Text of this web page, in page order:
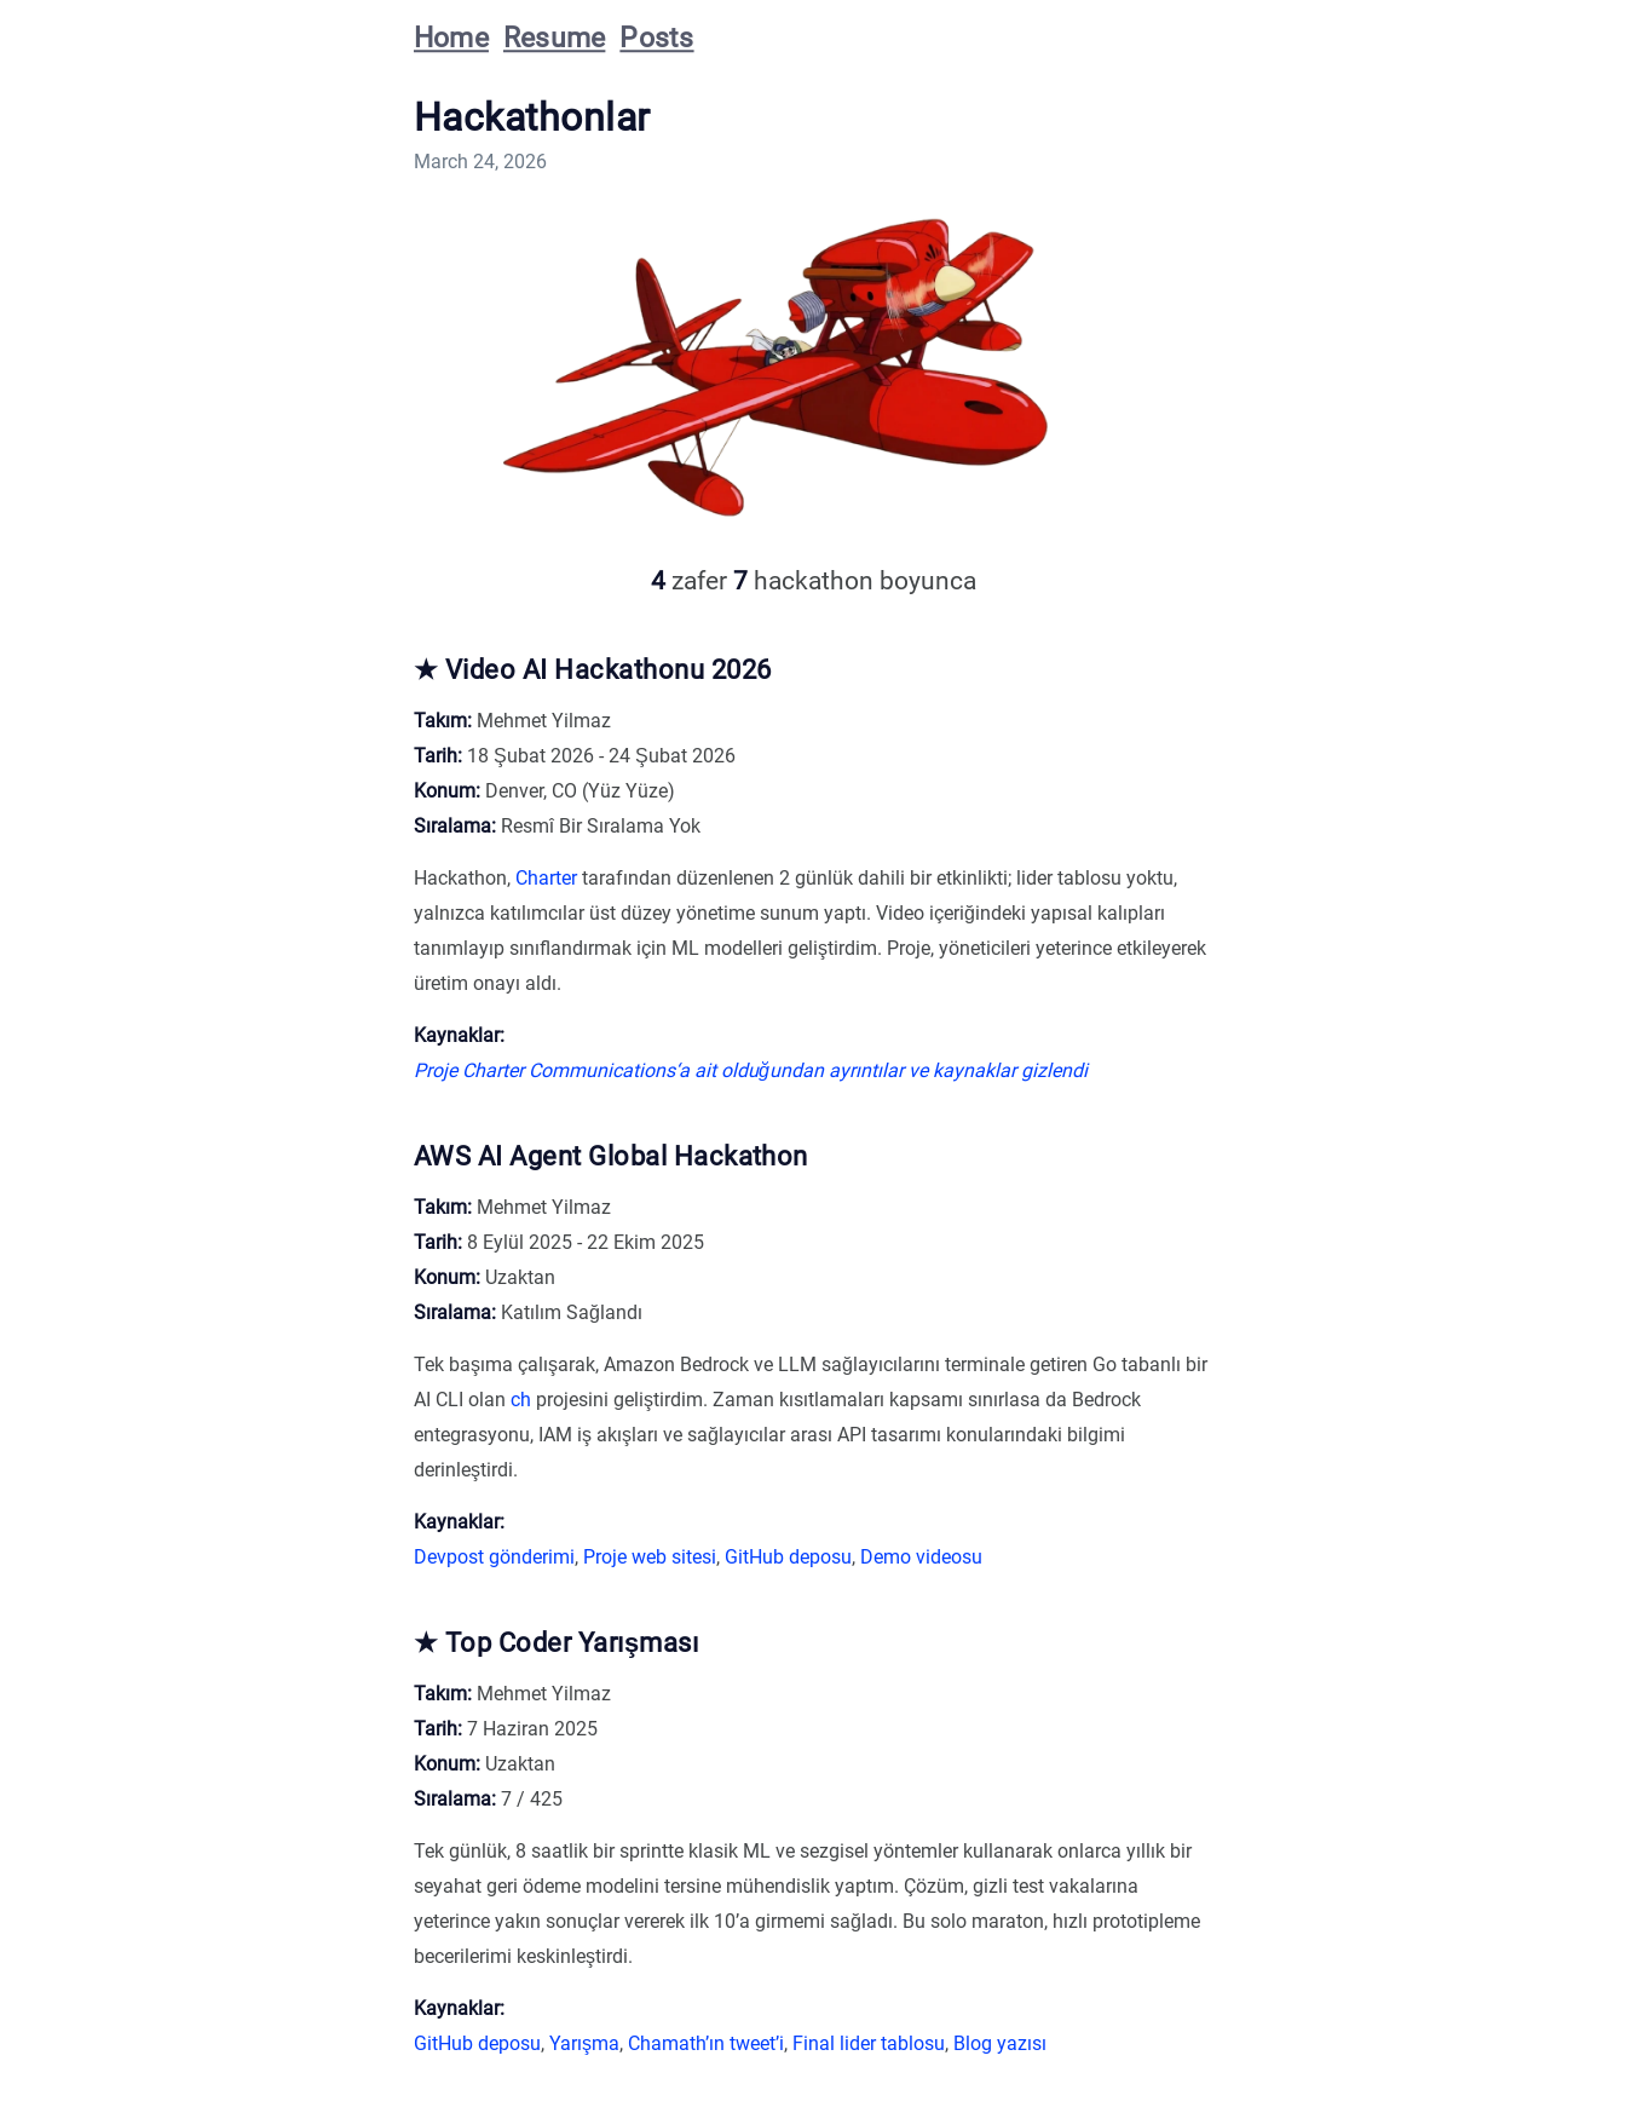
Home Resume Posts
Hackathonlar
March 24, 2026
4zafer 7hackathon boyunca
★ Video AI Hackathonu 2026
Takım: Mehmet Yilmaz
Tarih: 18 Şubat 2026 - 24 Şubat 2026
Konum: Denver, CO (Yüz Yüze)
Sıralama: Resmî Bir Sıralama Yok
Hackathon, Chartertarafından düzenlenen 2 günlük dahili bir etkinlikti; lider tablosu yoktu,
yalnızca katılımcılar üst düzey yönetime sunum yaptı. Video içeriğindeki yapısal kalıpları
tanımlayıp sınıflandırmak için ML modelleri geliştirdim. Proje, yöneticileri yeterince etkileyerek
üretim onayı aldı.
Kaynaklar:
Proje Charter Communications‘a ait olduğundan ayrıntılar ve kaynaklar gizlendi
AWS AI Agent Global Hackathon
Takım: Mehmet Yilmaz
Tarih: 8 Eylül 2025 - 22 Ekim 2025
Konum: Uzaktan
Sıralama: Katılım Sağlandı
Tek başıma çalışarak, Amazon Bedrock ve LLM sağlayıcılarını terminale getiren Go tabanlı bir
AI CLI olan ch projesini geliştirdim. Zaman kısıtlamaları kapsamı sınırlasa da Bedrock
entegrasyonu, IAM iş akışları ve sağlayıcılar arası API tasarımı konularındaki bilgimi
derinleştirdi.
Kaynaklar:
Devpost gönderimi, Proje web sitesi, GitHub deposu, Demo videosu
★ Top Coder Yarışması
Takım: Mehmet Yilmaz
Tarih: 7 Haziran 2025
Konum: Uzaktan
Sıralama: 7 / 425
Tek günlük, 8 saatlik bir sprintte klasik ML ve sezgisel yöntemler kullanarak onlarca yıllık bir
seyahat geri ödeme modelini tersine mühendislik yaptım. Çözüm, gizli test vakalarına
yeterince yakın sonuçlar vererek ilk 10’a girmemi sağladı. Bu solo maraton, hızlı prototipleme
becerilerimi keskinleştirdi.
Kaynaklar:
GitHub deposu, Yarışma, Chamath’ın tweet’i, Final lider tablosu, Blog yazısı